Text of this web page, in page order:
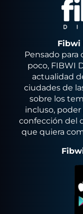
Fibwi
Pensado para
poco, FIBWI
actualidad
ciudades de
sobre los
incluso,
confección del
que quiera